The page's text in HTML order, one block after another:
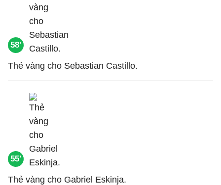
58'
Thẻ vàng cho Sebastian Castillo.
55'
Thẻ vàng cho Gabriel Eskinja.